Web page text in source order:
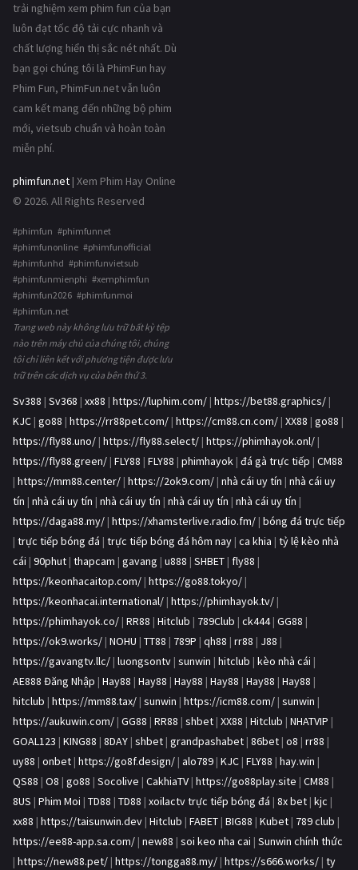
trải nghiệm xem phim fun của bạn
luôn đạt tốc độ tải cực nhanh và
chất lượng hiển thị sắc nét nhất. Dù
bạn gọi chúng tôi là PhimFun hay
Phim Fun, PhimFun.net vẫn luôn
cam kết mang đến những bộ phim
mới, vietsub chuẩn và hoàn toàn
miễn phí.
phimfun.net | Xem Phim Hay Online
© 2026. All Rights Reserved
#phimfun #phimfunnet
#phimfunonline #phimfunofficial
#phimfunhd #phimfunvietsub
#phimfunmienphi #xemphimfun
#phimfun2026 #phimfunmoi
#phimfun.net
Trang web này không lưu trữ bất kỳ tệp
nào trên máy chủ của chúng tôi, chúng
tôi chỉ liên kết với phương tiện được lưu
trữ trên các dịch vụ của bên thứ 3.
Sv388 | Sv368 | xx88 | https://luphim.com/ | https://bet88.graphics/ |
KJC | go88 | https://rr88pet.com/ | https://cm88.cn.com/ | XX88 | go88 |
https://fly88.uno/ | https://fly88.select/ | https://phimhayok.onl/ |
https://fly88.green/ | FLY88 | FLY88 | phimhayok | đá gà trực tiếp | CM88
| https://mm88.center/ | https://2ok9.com/ | nhà cái uy tín | nhà cái uy
tín | nhà cái uy tín | nhà cái uy tín | nhà cái uy tín | nhà cái uy tín |
https://daga88.my/ | https://xhamsterlive.radio.fm/ | bóng đá trực tiếp
| trực tiếp bóng đá | trực tiếp bóng đá hôm nay | ca khia | tỷ lệ kèo nhà
cái | 90phut | thapcam | gavang | u888 | SHBET | fly88 |
https://keonhacaitop.com/ | https://go88.tokyo/ |
https://keonhacai.international/ | https://phimhayok.tv/ |
https://phimhayok.co/ | RR88 | Hitclub | 789Club | ck444| GG88 |
https://ok9.works/ | NOHU | TT88 | 789P | qh88 | rr88 | J88 |
https://gavangtv.llc/ | luongsontv | sunwin | hitclub | kèo nhà cái |
AE888 Đăng Nhập | Hay88 | Hay88 | Hay88 | Hay88 | Hay88 | Hay88 |
hitclub | https://mm88.tax/ | sunwin | https://icm88.com/ | sunwin |
https://aukuwin.com/ | GG88 | RR88 | shbet | XX88 | Hitclub | NHATVIP |
GOAL123 | KING88 | 8DAY | shbet | grandpashabet | 86bet | o8 | rr88 |
uy88 | onbet | https://go8f.design/ | alo789 | KJC | FLY88 | hay.win |
QS88 | O8 | go88 | Socolive | CakhiaTV | https://go88play.site | CM88 |
8US | Phim Moi | TD88 | TD88 | xoilactv trực tiếp bóng đá | 8x bet | kjc |
xx88 | https://taisunwin.dev | Hitclub | FABET | BIG88 | Kubet | 789 club |
https://ee88-app.sa.com/ | new88 | soi keo nha cai | Sunwin chính thức
| https://new88.pet/ | https://tongga88.my/ | https://s666.works/ | ty